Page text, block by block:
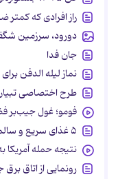
راز افرادی که کمتر
دورود، سرزمین
جان فدا
نماز لیله الدفن
طرح اختصاصی
فومو؛ غول جیب‌بر
۵ غذای سریع و سالم برای طبیعت‌گردی
نتیجه حمله آمریکا
رونمایی از اتاق